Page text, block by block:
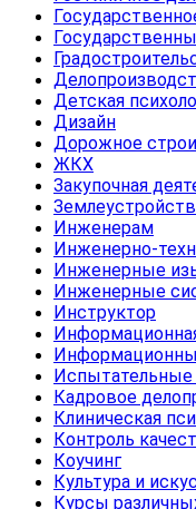
Детская
Дизайн
Дорожное
ЖКХ
Закупочная
Инженерам
Инженерно-
Инженерные
Инженерные
Инструктор
Испытательные
Кадровое
Клиническая
Контроль
Коучинг
Культура и
Курсы